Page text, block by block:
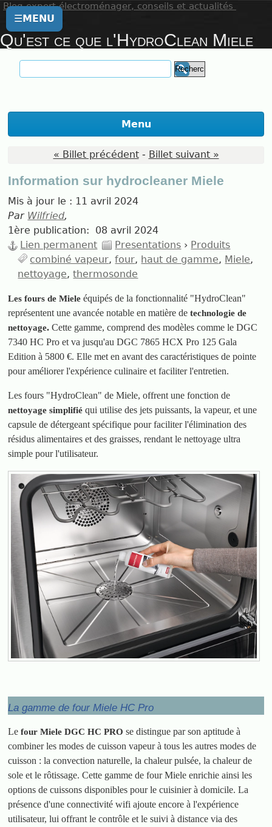
Blog expert électroménager, conseils et actualités
Qu'est ce que l'HydroClean Miele
☰MENU
Menu
« Billet précédent - Billet suivant »
Information sur hydrocleaner Miele
Mis à jour le : 11 avril 2024
Par Wilfried,
1ère publication: 08 avril 2024
Lien permanent
Presentations › Produits
combiné vapeur four haut de gamme
Miele
nettoyage
thermosonde
Les fours de Miele équipés de la fonctionnalité "HydroClean"
représentent une avancée notable en matière detechnologie de
nettoyage. Cette gamme, comprend des modèles comme le DGC
7340 HC Pro et va jusqu'au DGC 7865 HCX Pro 125 Gala
Edition à 5800 €. Elle met en avant des caractéristiques de pointe
pour améliorer l'expérience culinaire et faciliter l'entretien.
Les fours "HydroClean" de Miele, offrent une fonction de
nettoyage simplifié qui utilise des jets puissants, la vapeur, et une
capsule de détergeant spécifique pour faciliter l'élimination des
résidus alimentaires et des graisses, rendant le nettoyage ultra
simple pour l'utilisateur.
La gamme de four Miele HC Pro
Lefour Miele DGC HC PRO se distingue par son aptitude à
combiner les modes de cuisson vapeur à tous les autres modes de
cuisson : la convection naturelle, la chaleur pulsée, la chaleur de
sole et le rôtissage. Cette gamme de four Miele enrichie ainsi les
options de cuissons disponibles pour le cuisinier à domicile. La
présence d'une connectivité wifi ajoute encore à l'expérience
utilisateur, lui offrant le contrôle et le suivi à distance via des